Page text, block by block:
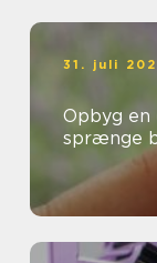
31. juli
Opbyg en
sprænge